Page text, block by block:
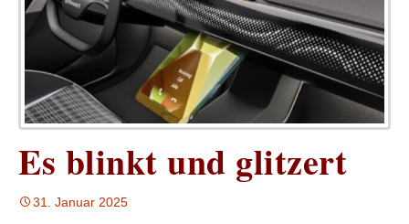
Es blinkt und glitzert
31. Januar 2025